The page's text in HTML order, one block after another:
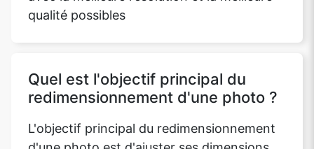
qualité possibles
Quel est l'objectif principal du
redimensionnement d'une photo ?
L'objectif principal du redimensionnement